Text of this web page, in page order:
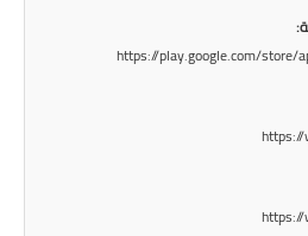
المرحلة الابتدائية
https://play.google.com/store/